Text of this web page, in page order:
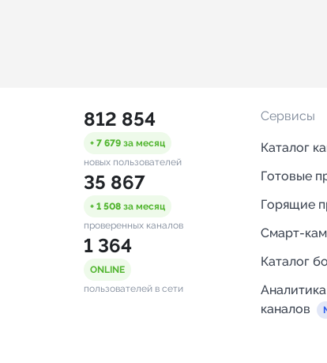
812 854
+ 7 679 за месяц
новых пользователей
35 867
+ 1 508 за месяц
проверенных каналов
1 364
ONLINE
пользователей в сети
Сервисы
Каталог
Готовые
Горящие
Смарт-
Каталог
каналов